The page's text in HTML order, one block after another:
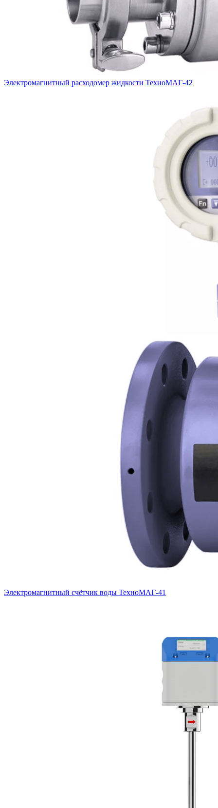
Электромагнитный расходомер жидкости ТехноМАГ-42
Электромагнитный счётчик воды ТехноМАГ-41